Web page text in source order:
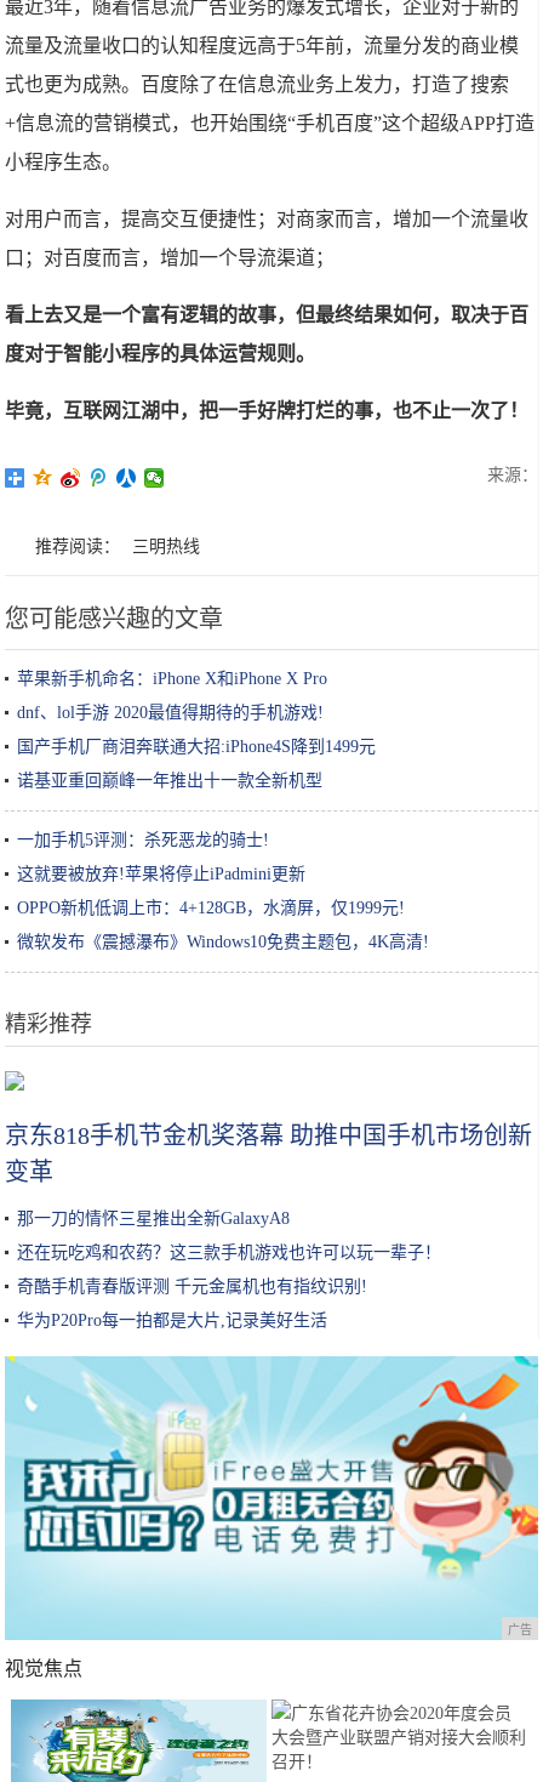
最近3年，随着信息流广告业务的爆发式增长，企业对于新的
流量及流量收口的认知程度远高于5年前，流量分发的商业模
式也更为成熟。百度除了在信息流业务上发力，打造了搜索
+信息流的营销模式，也开始围绕“手机百度”这个超级APP打造
小程序生态。
对用户而言，提高交互便捷性；对商家而言，增加一个流量收
口；对百度而言，增加一个导流渠道；
看上去又是一个富有逻辑的故事，但最终结果如何，取决于百
度对于智能小程序的具体运营规则。
毕竟，互联网江湖中，把一手好牌打烂的事，也不止一次了！
来源：
推荐阅读： 三明热线
您可能感兴趣的文章
苹果新手机命名：iPhone X和iPhone X Pro
dnf、lol手游 2020最值得期待的手机游戏!
国产手机厂商泪奔联通大招:iPhone4S降到1499元
诺基亚重回巅峰一年推出十一款全新机型
一加手机5评测：杀死恶龙的骑士!
这就要被放弃!苹果将停止iPadmini更新
OPPO新机低调上市：4+128GB，水滴屏，仅1999元!
微软发布《震撼瀑布》Windows10免费主题包，4K高清!
精彩推荐
京东818手机节金机奖落幕 助推中国手机市场创新
变革
那一刀的情怀三星推出全新GalaxyA8
还在玩吃鸡和农药？这三款手机游戏也许可以玩一辈子！
奇酷手机青春版评测 千元金属机也有指纹识别!
华为P20Pro每一拍都是大片,记录美好生活
广告
视觉焦点